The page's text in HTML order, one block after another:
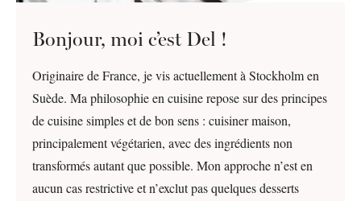
Bonjour, moi c’est Del !
Originaire de France, je vis actuellement à Stockholm en
Suède. Ma philosophie en cuisine repose sur des principes
de cuisine simples et de bon sens : cuisiner maison,
principalement végétarien, avec des ingrédients non
transformés autant que possible. Mon approche n’est en
aucun cas restrictive et n’exclut pas quelques desserts